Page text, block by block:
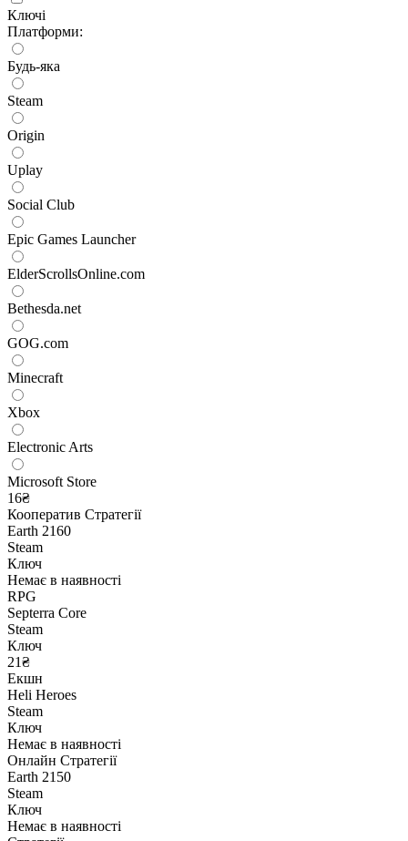
Ключі
Платформи:
Будь-яка
Steam
Origin
Uplay
Social Club
Epic Games Launcher
ElderScrollsOnline.com
Bethesda.net
GOG.com
Minecraft
Xbox
Electronic Arts
Microsoft Store
16₴
Кооператив Стратегії
Earth 2160
Steam
Ключ
Немає в наявності
RPG
Septerra Core
Steam
Ключ
21₴
Екшн
Heli Heroes
Steam
Ключ
Немає в наявності
Онлайн Стратегії
Earth 2150
Steam
Ключ
Немає в наявності